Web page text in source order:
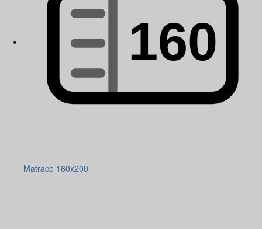
Matrace 160x200